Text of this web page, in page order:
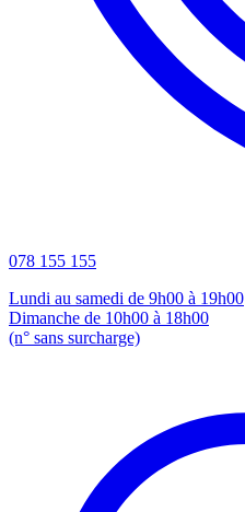
078 155 155
Lundi au samedi de 9h00 à 19h00
Dimanche de 10h00 à 18h00
(n° sans surcharge)